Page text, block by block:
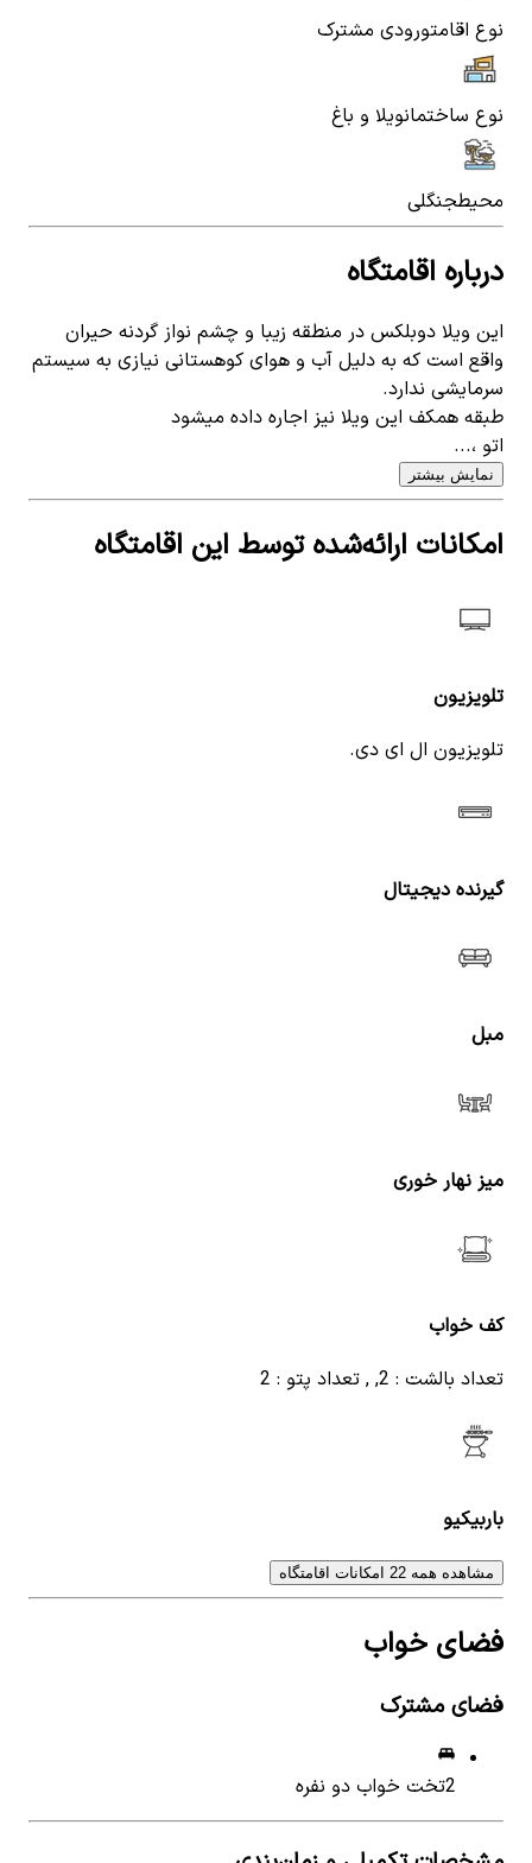
نوع اقامتورودی مشترک
نوع ساختمانویلا و باغ
محیطجنگلی
درباره اقامتگاه
این ویلا دوبلکس در منطقه زیبا و چشم نواز گردنه حیران
واقع است که به دلیل آب و هوای کوهستانی نیازی به سیستم
سرمایشی ندارد.
طبقه همکف این ویلا نیز اجاره داده میشود
اتو ،...
نمایش بیشتر
امکانات ارائه‌شده توسط این اقامتگاه
تلویزیون
تلویزیون ال ای دی.
گیرنده دیجیتال
مبل
میز نهار خوری
کف خواب
تعداد بالشت : 2, , تعداد پتو : 2
باربیکیو
مشاهده همه 22 امکانات اقامتگاه
فضای خواب
فضای مشترک
2تخت خواب دو نفره